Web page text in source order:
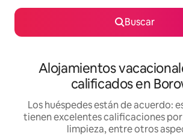
Buscar
Alojamientos
calificados en
Los huéspedes están de acuerdo:
tienen excelentes calificaciones
limpieza, entre otros